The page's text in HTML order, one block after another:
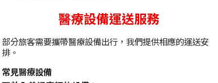
醫療設備運送服務
部分旅客需要攜帶醫療設備出行，我們提供相應的運送安
排。
常見醫療設備